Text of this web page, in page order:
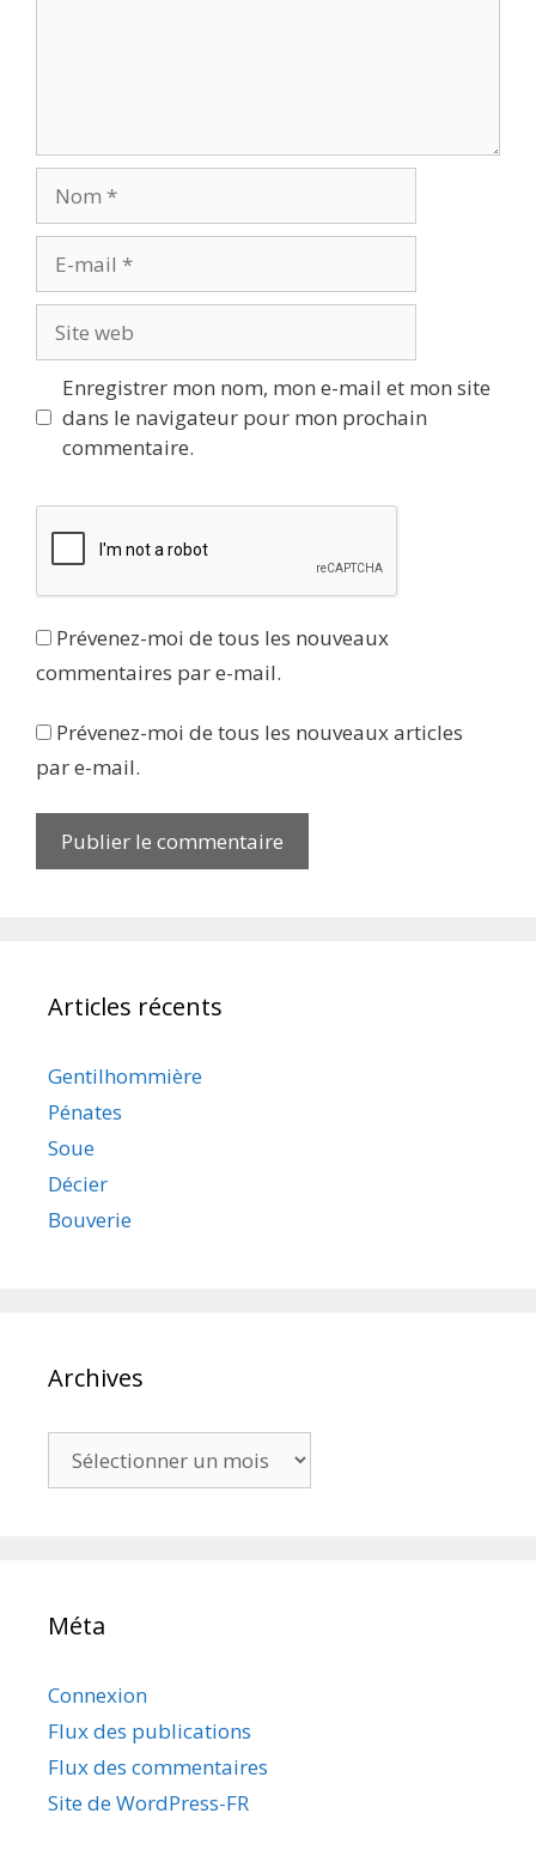
mail
web
Enregistrer mon nom, mon e-mail et mon site
dans le navigateur pour mon prochain
commentaire.
Prévenez-moi de tous les nouveaux
commentaires par e-mail.
Prévenez-moi de tous les nouveaux articles
par e-mail.
Articles récents
Gentilhommière
Pénates
Soue
Décier
Bouverie
Archives
Méta
Connexion
Flux des publications
Flux des commentaires
Site de WordPress-FR